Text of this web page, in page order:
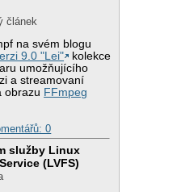
článek
na svém blogu
9.0 "Lei"
kolekce
umožňujícího
a streamovaní
obrazu FFmpeg
0
služby Linux
(LVFS)